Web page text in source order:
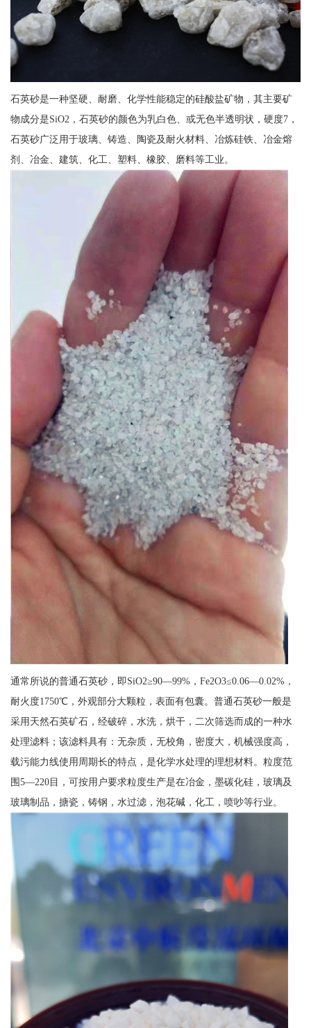
石英砂是一种坚硬、耐磨、化学性能稳定的硅酸盐矿物，其主要矿
物成分是SiO2，石英砂的颜色为乳白色、或无色半透明状，硬度7，
石英砂广泛用于玻璃、铸造、陶瓷及耐火材料、冶炼硅铁、冶金熔
剂、冶金、建筑、化工、塑料、橡胶、磨料等工业。
通常所说的普通石英砂，即SiO2≥90—99%，Fe2O3≤0.06—0.02%，
耐火度1750℃，外观部分大颗粒，表面有包囊。普通石英砂一般是
采用天然石英矿石，经破碎，水洗，烘干，二次筛选而成的一种水
处理滤料；该滤料具有：无杂质，无校角，密度大，机械强度高，
载污能力线使用周期长的特点，是化学水处理的理想材料。粒度范
围5—220目，可按用户要求粒度生产是在冶金，墨碳化硅，玻璃及
玻璃制品，搪瓷，铸钢，水过滤，泡花碱，化工，喷吵等行业。